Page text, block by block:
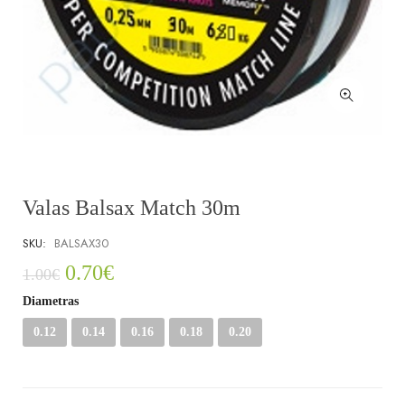
Valas Balsax Match 30m
SKU: BALSAX30
1.00€ 0.70€
Diametras
0.12 0.14 0.16 0.18 0.20